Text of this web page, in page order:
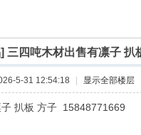
三四吨木材出售有凛子 扒
5-31 12:54:18 显示全部楼层
子 扒板 方子 15848771669